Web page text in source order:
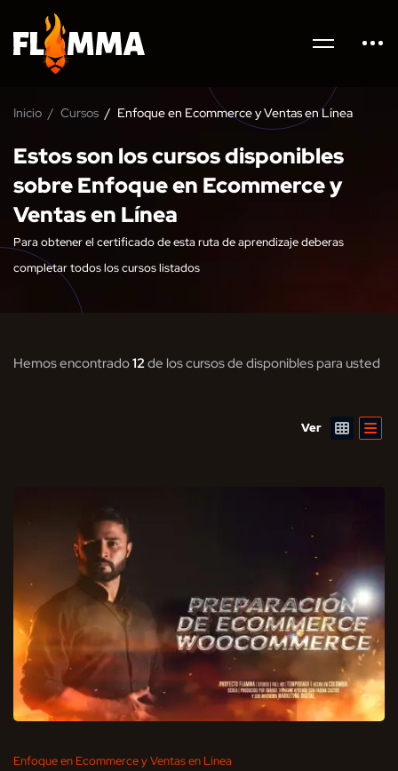
Inicio Cursos Enfoque en Ecommerce y Ventas en Línea
Estos son los cursos disponibles
sobre Enfoque en Ecommerce y
Ventas en Línea
Para obtener el certificado de esta ruta de aprendizaje deberas
completar todos los cursos listados
Hemos encontrado12 de los cursos de disponibles para usted
Ver
Enfoque en Ecommerce y Ventas en Línea